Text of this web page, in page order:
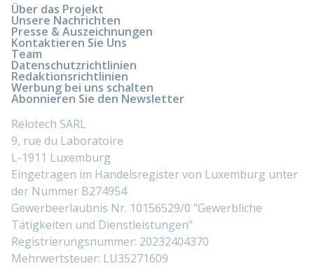
Über das Projekt
Unsere Nachrichten
Presse & Auszeichnungen
Kontaktieren Sie Uns
Team
Datenschutzrichtlinien
Redaktionsrichtlinien
Werbung bei uns schalten
Abonnieren Sie den Newsletter
Relotech SARL
9, rue du Laboratoire
L-1911 Luxemburg
Eingetragen im Handelsregister von Luxemburg unter
der Nummer B274954
Gewerbeerlaubnis Nr. 10156529/0 "Gewerbliche
Tätigkeiten und Dienstleistungen"
Registrierungsnummer: 20232404370
Mehrwertsteuer: LU35271609